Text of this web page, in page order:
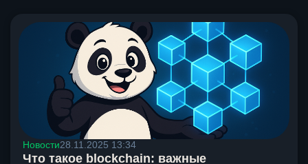
Новости28.11.2025 13:34
Что такое blockchain: важные